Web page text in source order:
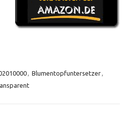
, Blumentopfuntersetzer,